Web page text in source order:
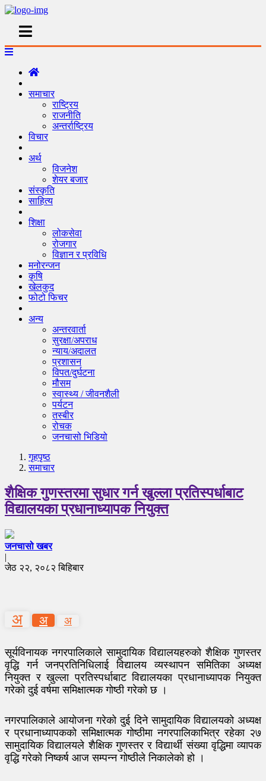
समाचार
राष्ट्रिय
राजनीति
अन्तर्राष्ट्रिय
विचार
अर्थ
विजनेश
शेयर बजार
संस्कृति
साहित्य
शिक्षा
लोकसेवा
रोजगार
विज्ञान र प्रविधि
मनोरन्जन
कृषि
खेलकुद
फोटो फिचर
अन्य
अन्तरवार्ता
सुरक्षा/अपराध
न्याय/अदालत
प्रशासन
विपत/दुर्घटना
मौसम
स्वास्थ्य / जीवनशैली
पर्यटन
तस्बीर
रोचक
जनचासो भिडियो
गृहपृष्‍ठ
समाचार
शैक्षिक गुणस्तरमा सुधार गर्न खुल्ला प्रतिस्पर्धाबाट
विद्यालयका प्रधानाध्यापक नियुक्त
जनचासो खबर
|
जेठ २२, २०८२ बिहिबार
अ अ अ
सूर्यविनायक नगरपालिकाले सामुदायिक विद्यालयहरुको शैक्षिक गुणस्तर
वृद्धि गर्न जनप्रतिनिधिलाई विद्यालय व्यस्थापन समितिका अध्यक्ष
नियुक्त र खुल्ला प्रतिस्पर्धाबाट विद्यालयका प्रधानाध्यापक नियुक्त
गरेको दुई वर्षमा समिक्षात्मक गोष्ठी गरेको छ ।
नगरपालिकाले आयोजना गरेको दुई दिने सामुदायिक विद्यालयको अध्यक्ष
र प्रधानाध्यापकको समिक्षात्मक गोष्ठीमा नगरपालिकाभित्र रहेका २७
सामुदायिक विद्यालयले शैक्षिक गुणस्तर र विद्यार्थी संख्या वृद्धिमा व्यापक
वृद्धि गरेको निष्कर्ष आज सम्पन्न गोष्ठीले निकालेको हो ।